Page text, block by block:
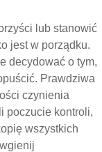
lub stanowić
jest w porządku.
decydować o tym,
Prawdziwa
czynienia
poczucie kontroli,
wszystkich